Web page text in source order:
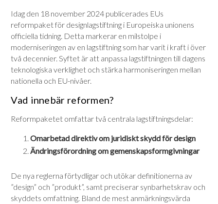
Idag den 18 november 2024 publicerades EUs
reformpaket för designlagstiftning i Europeiska unionens
officiella tidning. Detta markerar en milstolpe i
moderniseringen av en lagstiftning som har varit i kraft i över
två decennier. Syftet är att anpassa lagstiftningen till dagens
teknologiska verklighet och stärka harmoniseringen mellan
nationella och EU-nivåer.
Vad innebär reformen?
Reformpaketet omfattar två centrala lagstiftningsdelar:
Omarbetad direktiv om juridiskt skydd för design
Ändringsförordning om gemenskapsformgivningar
De nya reglerna förtydligar och utökar definitionerna av
”design” och ”produkt”, samt preciserar synbarhetskrav och
skyddets omfattning. Bland de mest anmärkningsvärda